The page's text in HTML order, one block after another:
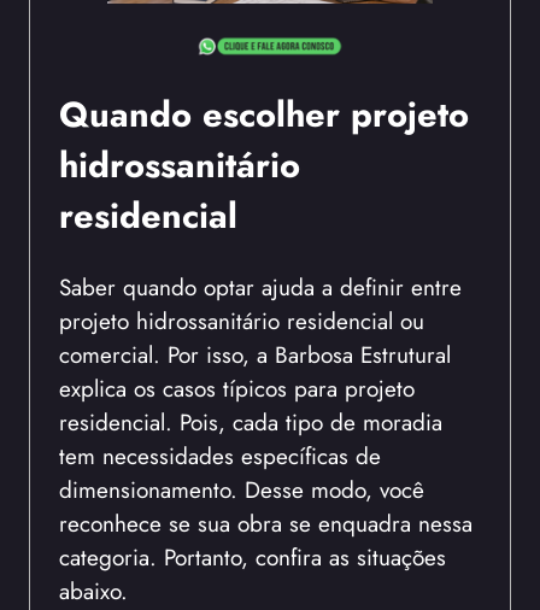
Quando escolher projeto
hidrossanitário
residencial
Saber quando optar ajuda a definir entre
projeto hidrossanitário residencial ou
comercial. Por isso, a Barbosa Estrutural
explica os casos típicos para projeto
residencial. Pois, cada tipo de moradia
tem necessidades específicas de
dimensionamento. Desse modo, você
reconhece se sua obra se enquadra nessa
categoria. Portanto, confira as situações
abaixo.